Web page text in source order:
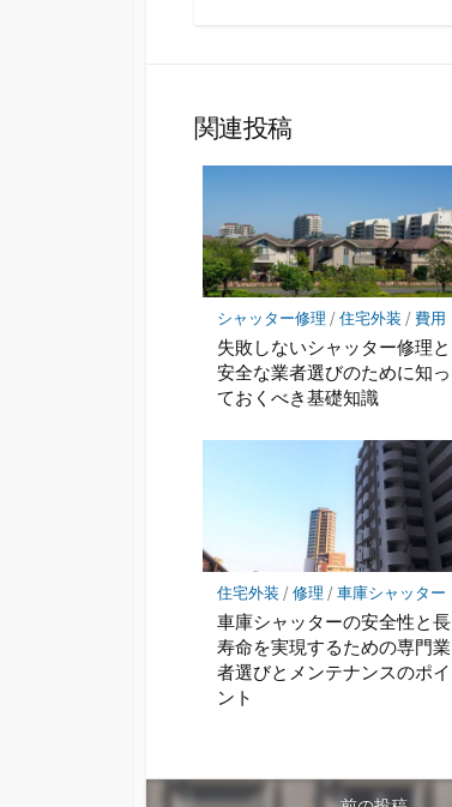
関連投稿
シャッター修理/住宅外装 /費用
失敗しないシャッター修理と
安全な業者選びのために知っ
ておくべき基礎知識
住宅外装 /修理/車庫シャッター
車庫シャッターの安全性と長
寿命を実現するための専門業
者選びとメンテナンスのポイ
ント